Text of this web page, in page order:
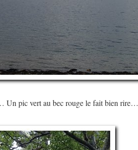
Un pic vert au bec rouge le fait bien rire…